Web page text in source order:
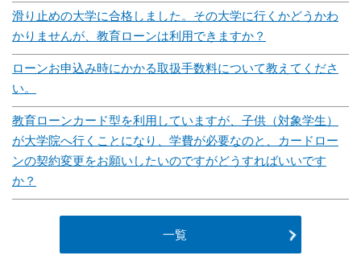
滑り止めの大学に合格しました。その大学に行くかどうかわ
かりませんが、教育ローンは利用できますか？
ローンお申込み時にかかる取扱手数料について教えてくださ
い。
教育ローンカード型を利用していますが、子供（対象学生）
が大学院へ行くことになり、学費が必要なのと、カードロー
ンの契約変更をお願いしたいのですがどうすればいいです
か？
一覧